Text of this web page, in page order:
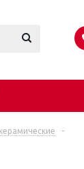
-